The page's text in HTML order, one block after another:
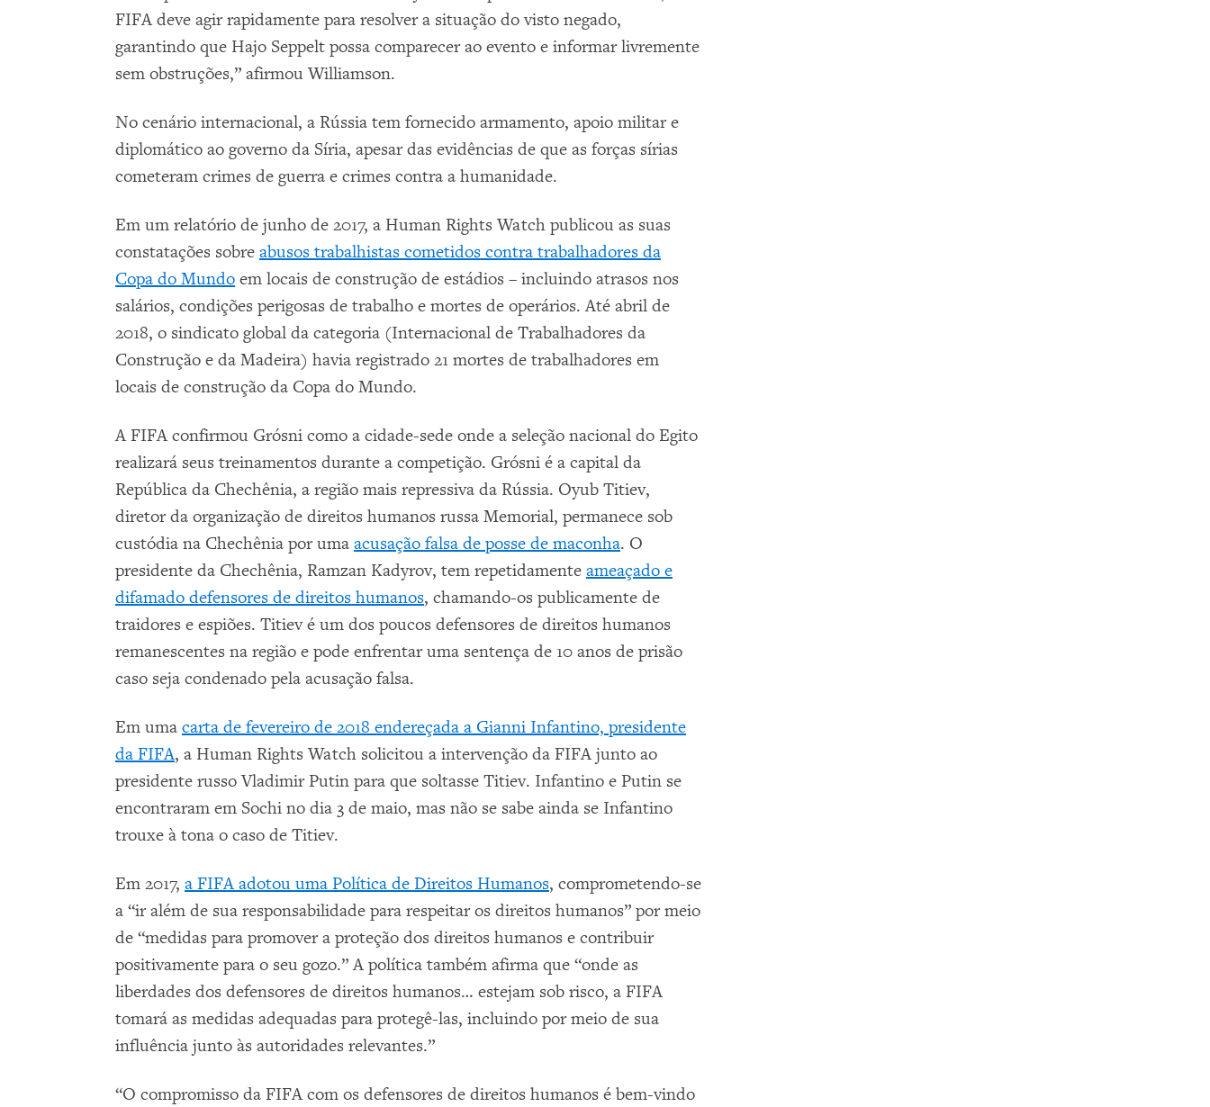
FIFA deve agir rapidamente para resolver a situação do visto negado,
garantindo que Hajo Seppelt possa comparecer ao evento e informar livremente
sem obstruções,” afirmou Williamson.
No cenário internacional, a Rússia tem fornecido armamento, apoio militar e
diplomático ao governo da Síria, apesar das evidências de que as forças sírias
cometeram crimes de guerra e crimes contra a humanidade.
Em um relatório de junho de 2017, a Human Rights Watch publicou as suas
constatações sobre abusos trabalhistas cometidos contra trabalhadores da
Copa do Mundo em locais de construção de estádios – incluindo atrasos nos
salários, condições perigosas de trabalho e mortes de operários. Até abril de
2018, o sindicato global da categoria (Internacional de Trabalhadores da
Construção e da Madeira) havia registrado 21 mortes de trabalhadores em
locais de construção da Copa do Mundo.
A FIFA confirmou Grósni como a cidade-sede onde a seleção nacional do Egito
realizará seus treinamentos durante a competição. Grósni é a capital da
República da Chechênia, a região mais repressiva da Rússia. Oyub Titiev,
diretor da organização de direitos humanos russa Memorial, permanece sob
custódia na Chechênia por uma acusação falsa de posse de maconha. O
presidente da Chechênia, Ramzan Kadyrov, tem repetidamente ameaçado e
difamado defensores de direitos humanos, chamando-os publicamente de
traidores e espiões. Titiev é um dos poucos defensores de direitos humanos
remanescentes na região e pode enfrentar uma sentença de 10 anos de prisão
caso seja condenado pela acusação falsa.
Em uma carta de fevereiro de 2018 endereçada a Gianni Infantino, presidente
da FIFA, a Human Rights Watch solicitou a intervenção da FIFA junto ao
presidente russo Vladimir Putin para que soltasse Titiev. Infantino e Putin se
encontraram em Sochi no dia 3 de maio, mas não se sabe ainda se Infantino
trouxe à tona o caso de Titiev.
Em 2017, a FIFA adotou uma Política de Direitos Humanos, comprometendo-se
a “ir além de sua responsabilidade para respeitar os direitos humanos” por meio
de “medidas para promover a proteção dos direitos humanos e contribuir
positivamente para o seu gozo.” A política também afirma que “onde as
liberdades dos defensores de direitos humanos… estejam sob risco, a FIFA
tomará as medidas adequadas para protegê-las, incluindo por meio de sua
influência junto às autoridades relevantes.”
“O compromisso da FIFA com os defensores de direitos humanos é bem-vindo